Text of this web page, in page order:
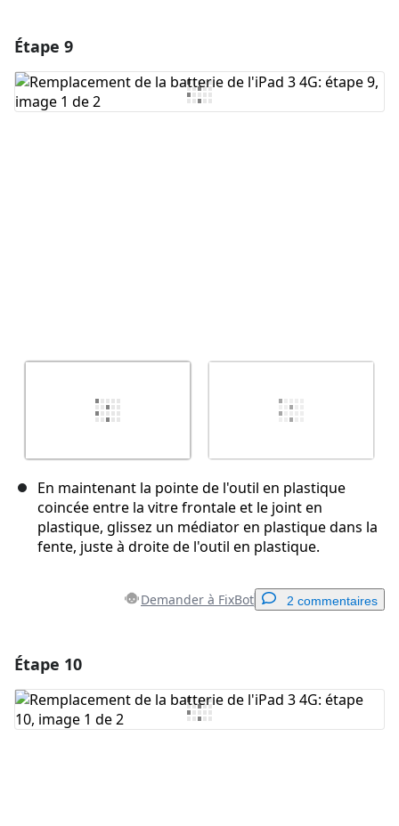
Ajouter un commentaire
Étape 9
En maintenant la pointe de l'outil en plastique
coincée entre la vitre frontale et le joint en
plastique, glissez un médiator en plastique dans la
fente, juste à droite de l'outil en plastique.
Demander à FixBot 2 commentaires
Ajouter un commentaire
Étape 10